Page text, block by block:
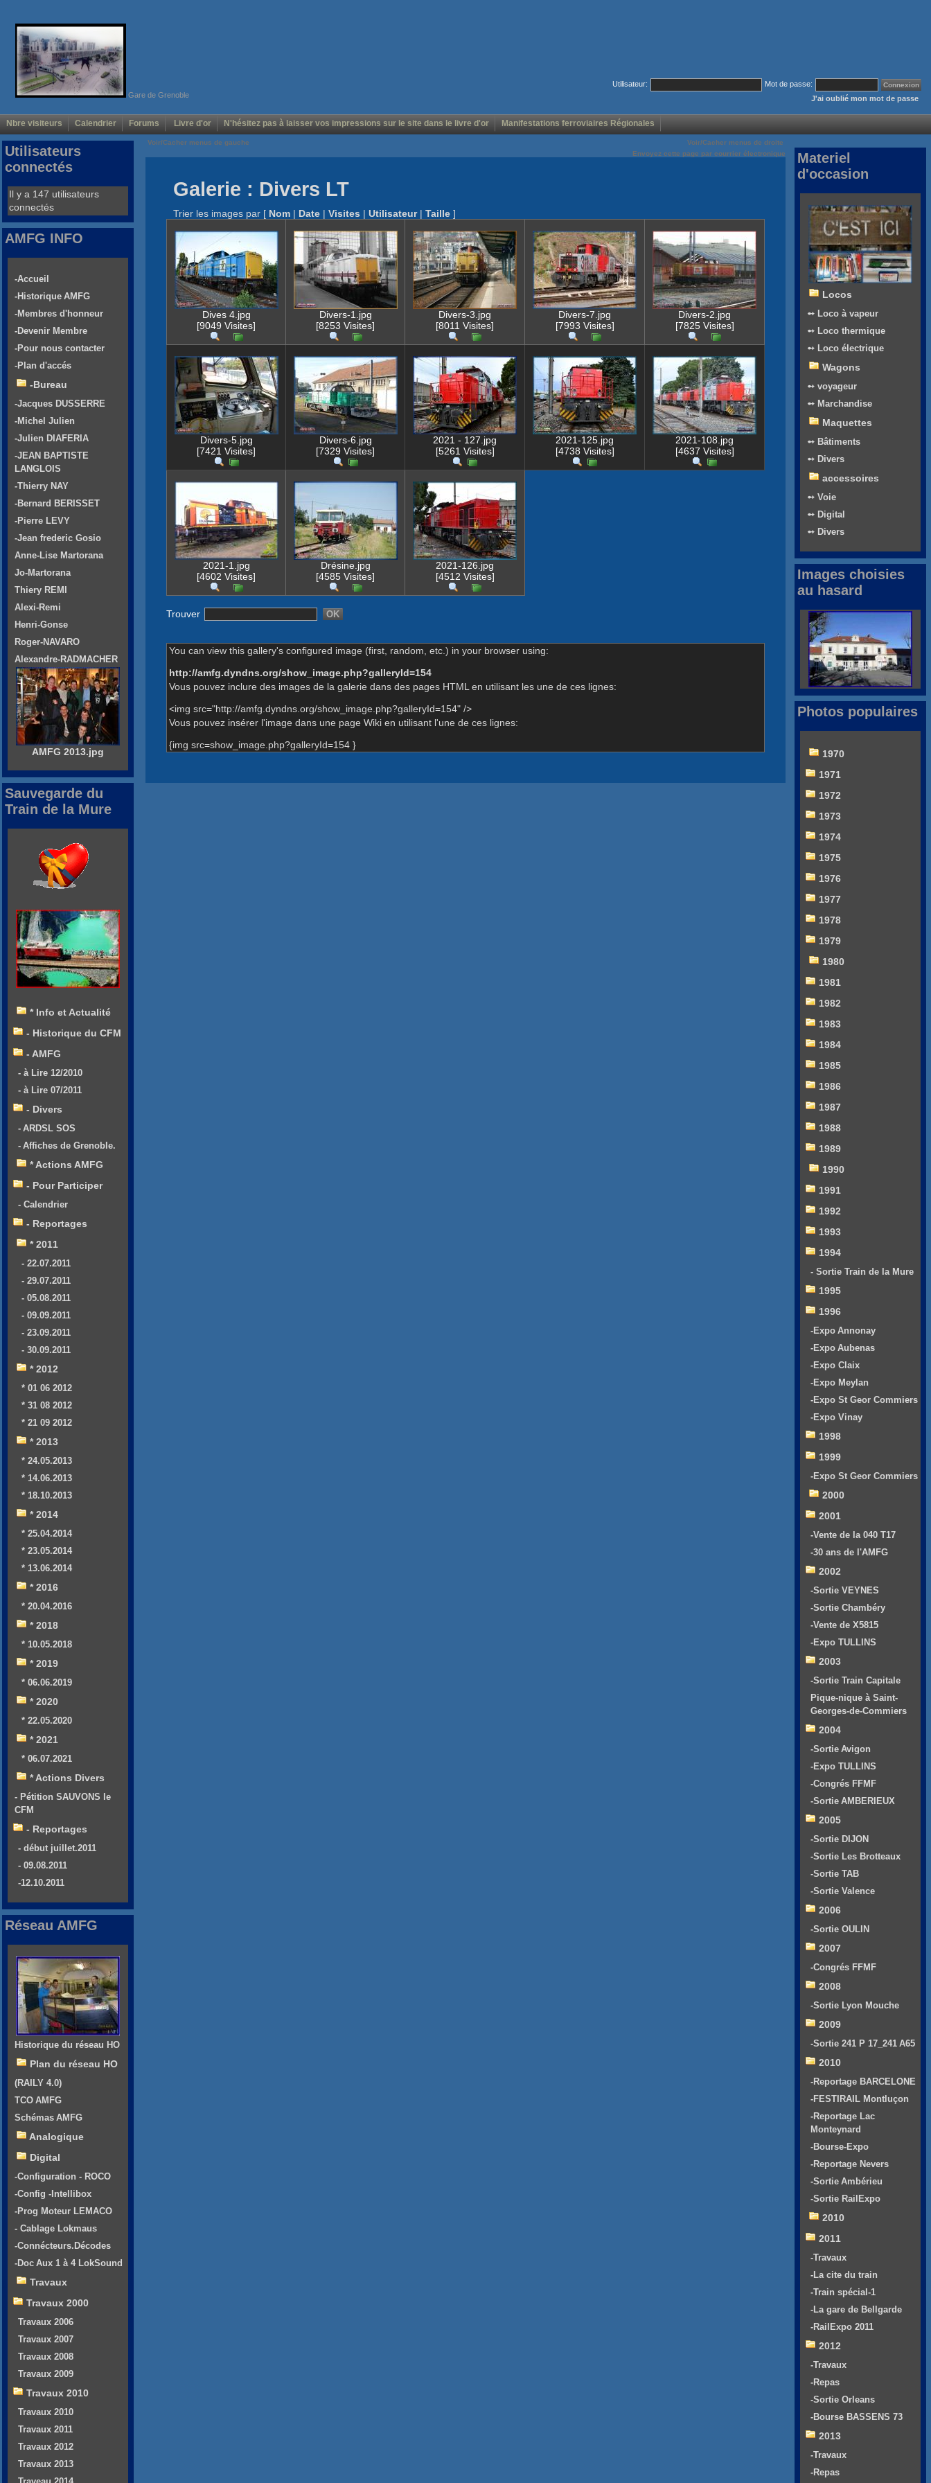
Gare de Grenoble
Utilisateur:
Mot de passe:
J'ai oublié mon mot de passe
Nbre visiteurs Calendrier Forums Livre d'or N'hésitez pas à laisser vos impressions sur le site dans le livre d'or Manifestations ferroviaires Régionales
Voir/Cacher menus de gauche
Voir/Cacher menus de droite
Envoyez cette page par courrier électronique
Galerie : Divers LT
Trier les images par [ Nom | Date | Visites | Utilisateur| Taille ]
Dives 4.jpg
[9049 Visites]
Divers-1.jpg
[8253 Visites]
Divers-3.jpg
[8011 Visites]
Divers-7.jpg
[7993 Visites]
Divers-2.jpg
[7825 Visites]
Divers-5.jpg
[7421 Visites]
Divers-6.jpg
[7329 Visites]
2021 - 127.jpg
[5261 Visites]
2021-125.jpg
[4738 Visites]
2021-108.jpg
[4637 Visites]
2021-1.jpg
[4602 Visites]
Drésine.jpg
[4585 Visites]
2021-126.jpg
[4512 Visites]
Trouver
You can view this gallery's configured image (first, random, etc.) in your browser using:
http://amfg.dyndns.org/show_image.php?galleryId=154
Vous pouvez inclure des images de la galerie dans des pages HTML en utilisant les une de ces lignes:
<img src="http://amfg.dyndns.org/show_image.php?galleryId=154" />
Vous pouvez insérer l'image dans une page Wiki en utilisant l'une de ces lignes:
{img src=show_image.php?galleryId=154 }
Utilisateurs
connectés
Il y a 147 utilisateurs
connectés
AMFG INFO
-Accueil
-Historique AMFG
-Membres d'honneur
-Devenir Membre
-Pour nous contacter
-Plan d'accés
-Bureau
-Jacques DUSSERRE
-Michel Julien
-Julien DIAFERIA
-JEAN BAPTISTE
LANGLOIS
-Thierry NAY
-Bernard BERISSET
-Pierre LEVY
-Jean frederic Gosio
Anne-Lise Martorana
Jo-Martorana
Thiery REMI
Alexi-Remi
Henri-Gonse
Roger-NAVARO
Alexandre-RADMACHER
AMFG 2013.jpg
Sauvegarde du
Train de la Mure
* Info et Actualité
- Historique du CFM
- AMFG
- à Lire 12/2010
- à Lire 07/2011
- Divers
- ARDSL SOS
- Affiches de Grenoble.
* Actions AMFG
- Pour Participer
- Calendrier
- Reportages
* 2011
- 22.07.2011
- 29.07.2011
- 05.08.2011
- 09.09.2011
- 23.09.2011
- 30.09.2011
* 2012
* 01 06 2012
* 31 08 2012
* 21 09 2012
* 2013
* 24.05.2013
* 14.06.2013
* 18.10.2013
* 2014
* 25.04.2014
* 23.05.2014
* 13.06.2014
* 2016
* 20.04.2016
* 2018
* 10.05.2018
* 2019
* 06.06.2019
* 2020
* 22.05.2020
* 2021
* 06.07.2021
* Actions Divers
- Pétition SAUVONS le
CFM
- Reportages
- début juillet.2011
- 09.08.2011
-12.10.2011
Réseau AMFG
Historique du réseau HO
Plan du réseau HO
(RAILY 4.0)
TCO AMFG
Schémas AMFG
Analogique
Digital
-Configuration - ROCO
-Config -Intellibox
-Prog Moteur LEMACO
- Cablage Lokmaus
-Connécteurs.Décodes
-Doc Aux 1 à 4 LokSound
Travaux
Travaux 2000
Travaux 2006
Travaux 2007
Travaux 2008
Travaux 2009
Travaux 2010
Travaux 2010
Travaux 2011
Travaux 2012
Travaux 2013
Materiel
d'occasion
Locos
➻ Loco à vapeur
➻ Loco thermique
➻ Loco électrique
Wagons
➻ voyageur
➻ Marchandise
Maquettes
➻ Bâtiments
➻ Divers
accessoires
➻ Voie
➻ Digital
➻ Divers
Images choisies
au hasard
Photos populaires
1970
1971
1972
1973
1974
1975
1976
1977
1978
1979
1980
1981
1982
1983
1984
1985
1986
1987
1988
1989
1990
1991
1992
1993
1994
- Sortie Train de la Mure
1995
1996
-Expo Annonay
-Expo Aubenas
-Expo Claix
-Expo Meylan
-Expo St Geor Commiers
-Expo Vinay
1998
1999
-Expo St Geor Commiers
2000
2001
-Vente de la 040 T17
-30 ans de l'AMFG
2002
-Sortie VEYNES
-Sortie Chambéry
-Vente de X5815
-Expo TULLINS
2003
-Sortie Train Capitale
Pique-nique à Saint-
Georges-de-Commiers
2004
-Sortie Avigon
-Expo TULLINS
-Congrés FFMF
-Sortie AMBERIEUX
2005
-Sortie DIJON
-Sortie Les Brotteaux
-Sortie TAB
-Sortie Valence
2006
-Sortie OULIN
2007
-Congrés FFMF
2008
-Sortie Lyon Mouche
2009
-Sortie 241 P 17_241 A65
2010
-Reportage BARCELONE
-FESTIRAIL Montluçon
-Reportage Lac
Monteynard
-Bourse-Expo
-Reportage Nevers
-Sortie Ambérieu
-Sortie RailExpo
2010
2011
-Travaux
-La cite du train
-Train spécial-1
-La gare de Bellgarde
-RailExpo 2011
2012
-Travaux
-Repas
-Sortie Orleans
-Bourse BASSENS 73
2013
-Travaux
-Repas